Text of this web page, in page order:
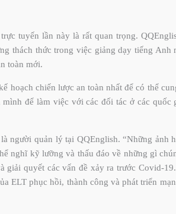
tuyến lần này là rất quan trọng.
thách thức trong việc giảng dạy tiếng Anh
toàn mới.
hoạch chiến lược an toàn nhất để có thể
để làm việc với các đối tác ở các quốc
người quản lý tại QQEnglish. “Những ảnh
nghĩ kỹ lưỡng và thấu đáo về những gì
giải quyết các vấn đề xảy ra trước Covid-
ELT phục hồi, thành công và phát triển